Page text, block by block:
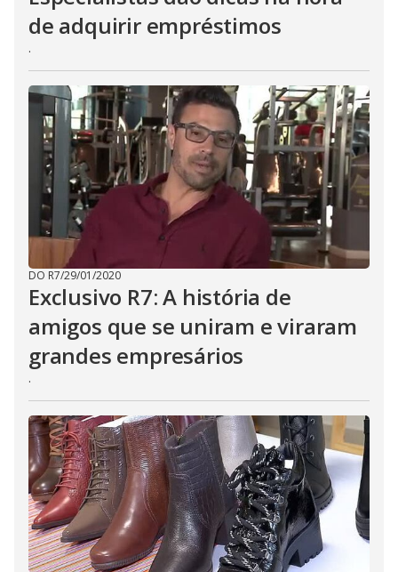
de adquirir empréstimos
.
DO R7/29/01/2020
Exclusivo R7: A história de
amigos que se uniram e viraram
grandes empresários
.